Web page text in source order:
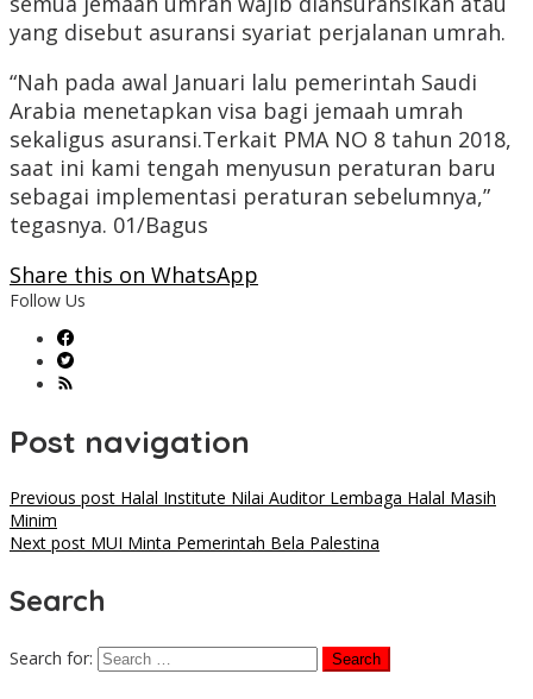
yang disebut asuransi syariat perjalanan umrah.
“Nah pada awal Januari lalu pemerintah Saudi
Arabia menetapkan visa bagi jemaah umrah
sekaligus asuransi.Terkait PMA NO 8 tahun 2018,
saat ini kami tengah menyusun peraturan baru
sebagai implementasi peraturan sebelumnya,”
tegasnya. 01/Bagus
Share this on WhatsApp
Follow Us
Post navigation
Previous post Halal Institute Nilai Auditor Lembaga Halal Masih
Minim
Next post MUI Minta Pemerintah Bela Palestina
Search
Search for: